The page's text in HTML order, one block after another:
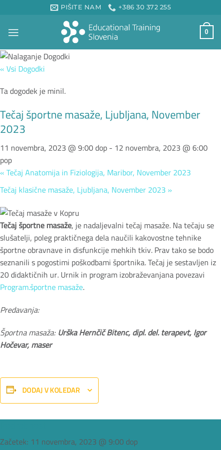
vsebino
PIŠITE NAM +386 30 372 255
0
« Vsi Dogodki
Ta dogodek je minil.
Tečaj športne masaže, Ljubljana, November
2023
11 novembra, 2023 @ 9:00 dop- 12 novembra, 2023 @ 6:00
pop
«Tečaj Anatomija in Fiziologija, Maribor, November 2023
Tečaj klasične masaže, Ljubljana, November 2023 »
Tečaj športne masaže, je nadaljevalni tečaj masaže. Na tečaju se
slušatelji, poleg praktičnega dela naučili kakovostne tehnike
športne obravnave in disfunkcije mehkih tkiv. Prav tako se bodo
seznanili s pogostimi poškodbami športnika. Tečaj je sestavljen iz
20 didaktičnih ur. Urnik in program izobraževanjana povezavi
Program.športne masaže.
Predavanja:
Športna masaža: Urška Hernčič Bitenc, dipl. del. terapevt, Igor
Hočevar, maser
DODAJ V KOLEDAR
Podrobnosti
Začetek: 11 novembra, 2023 @ 9:00 dop